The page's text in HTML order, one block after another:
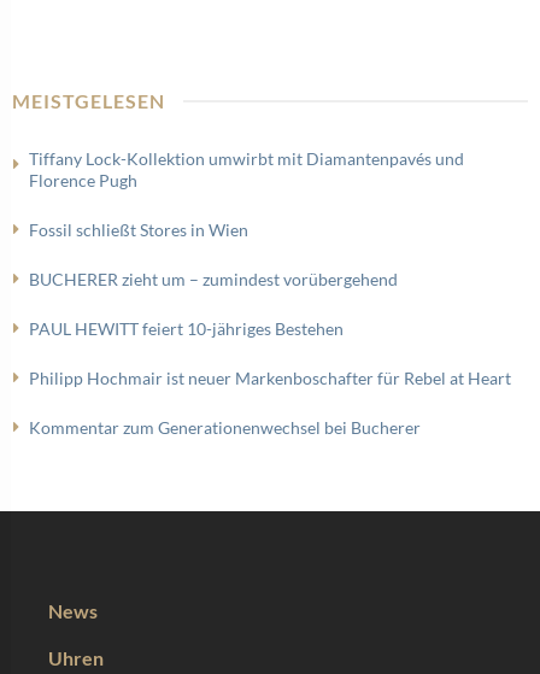
MEISTGELESEN
Tiffany Lock-Kollektion umwirbt mit Diamantenpavés und
Florence Pugh
Fossil schließt Stores in Wien
BUCHERER zieht um – zumindest vorübergehend
PAUL HEWITT feiert 10-jähriges Bestehen
Philipp Hochmair ist neuer Markenboschafter für Rebel at Heart
Kommentar zum Generationenwechsel bei Bucherer
News
Uhren